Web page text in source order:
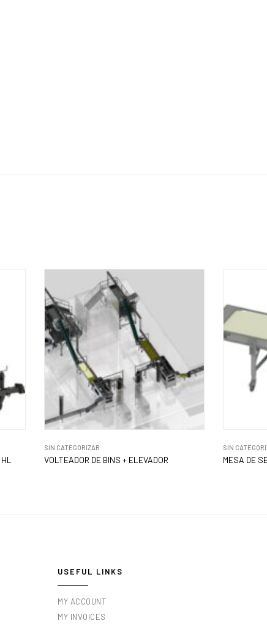
SIN CATEGORIZAR
VOLTEADOR DE BINS + ELEVADOR
SIN
MESA DE
USEFUL LINKS
MY ACCOUNT
MY INVOICES